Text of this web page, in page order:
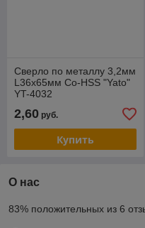
Сверло по металлу 3,2мм
L36x65мм Co-HSS "Yato"
YT-4032
2,60 руб.
Купить
О нас
83% положительных из 6